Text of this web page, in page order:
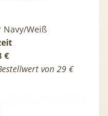
Navy/Weiß
€
von 29 €